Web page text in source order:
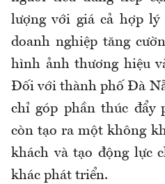
lượng với giá cả hợp lý
doanh nghiệp tăng
hình ảnh thương hiệu
Đối với thành phố Đà
chỉ góp phần thúc đẩy
còn tạo ra một không
khách và tạo động lực
khác phát triển.